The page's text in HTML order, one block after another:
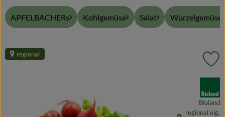
Themen
Getränke
APFELBACHERs Kohlgemüse Salat Wurzelgemüse
regional
Bioland
regional eig.